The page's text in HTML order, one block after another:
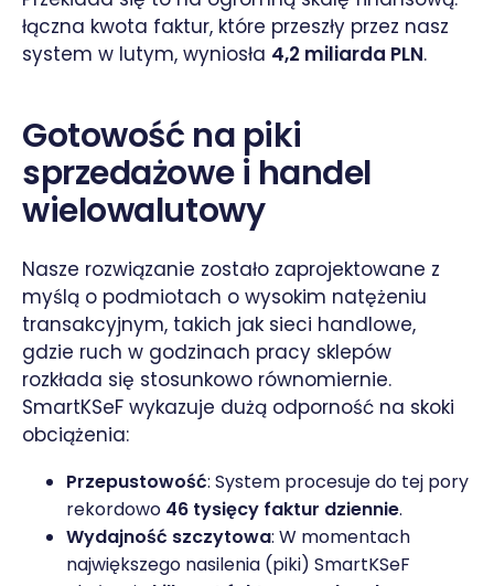
łączna kwota faktur, które przeszły przez nasz
system w lutym, wyniosła 4,2 miliarda PLN.
Gotowość na piki
sprzedażowe i handel
wielowalutowy
Nasze rozwiązanie zostało zaprojektowane z
myślą o podmiotach o wysokim natężeniu
transakcyjnym, takich jak sieci handlowe,
gdzie ruch w godzinach pracy sklepów
rozkłada się stosunkowo równomiernie.
SmartKSeF wykazuje dużą odporność na skoki
obciążenia:
Przepustowość: System procesuje do tej pory
rekordowo 46 tysięcy faktur dziennie.
Wydajność szczytowa: W momentach
największego nasilenia (piki) SmartKSeF